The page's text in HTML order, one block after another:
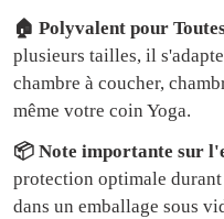
🏠 Polyvalent pour
plusieurs tailles, il
chambre à coucher,
même votre coin Yoga.
📦 Note importante sur
protection optimale
dans un emballage sous